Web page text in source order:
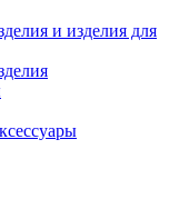
и изделия для